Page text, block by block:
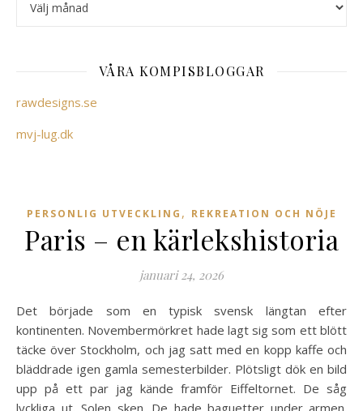
VÅRA KOMPISBLOGGAR
rawdesigns.se
mvj-lug.dk
PERSONLIG UTVECKLING , REKREATION OCH NÖJE
Paris – en kärlekshistoria
januari 24, 2026
Det började som en typisk svensk längtan efter
kontinenten. Novembermörkret hade lagt sig som ett blött
täcke över Stockholm, och jag satt med en kopp kaffe och
bläddrade igen gamla semesterbilder. Plötsligt dök en bild
upp på ett par jag kände framför Eiffeltornet. De såg
lyckliga ut. Solen sken. De hade baguetter under armen.